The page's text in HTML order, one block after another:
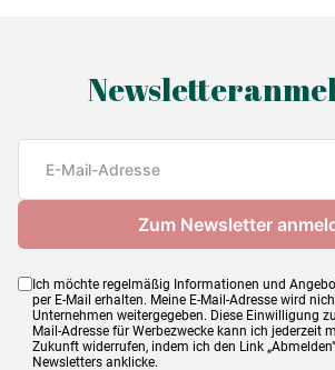
Ich möchte regelmäßig Informationen und
per E-Mail erhalten. Meine E-Mail-Adresse wird
Unternehmen weitergegeben. Diese Einwilligung
Mail-Adresse für Werbezwecke kann ich jederzeit
Zukunft widerrufen, indem ich den Link
Newsletters anklicke.